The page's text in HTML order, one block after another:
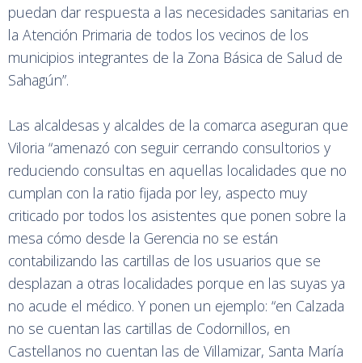
puedan dar respuesta a las necesidades sanitarias en
la Atención Primaria de todos los vecinos de los
municipios integrantes de la Zona Básica de Salud de
Sahagún”.
Las alcaldesas y alcaldes de la comarca aseguran que
Viloria “amenazó con seguir cerrando consultorios y
reduciendo consultas en aquellas localidades que no
cumplan con la ratio fijada por ley, aspecto muy
criticado por todos los asistentes que ponen sobre la
mesa cómo desde la Gerencia no se están
contabilizando las cartillas de los usuarios que se
desplazan a otras localidades porque en las suyas ya
no acude el médico. Y ponen un ejemplo: “en Calzada
no se cuentan las cartillas de Codornillos, en
Castellanos no cuentan las de Villamizar, Santa María